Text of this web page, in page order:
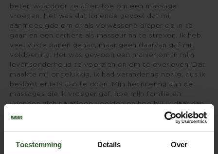
Toestemming Details Over
beter, waardoor ze af en toe om een massage
vroegen. Het was dat lonende gevoel dat mij
aanmoedigde om er als volwassene dieper op in te
gaan en een carrière als masseur na te streven. Ik heb
veel vaste banen gehad, maar geen daarvan gaf mij
voldoening. Het was gewoon een manier om in mijn
levensonderhoud te voorzien en om te overleven. Dat
maakte mij ongelukkig, ik had verandering nodig, dus ik
besloot er iets aan te doen. Mijn herinnering aan de
massages die ik vroeger gaf, hoe mijn familie en
vrienden zich na afloop voelden en hoe blij ik daar dan
weer van werd, trokken me over de streep; ik wil
mensen weer gelukkig maken door mijn massages.
positief mens en ik kan gemakkelijk contact maken